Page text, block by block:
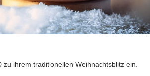
ihrem traditionellen Weihnachtsblitz ein.